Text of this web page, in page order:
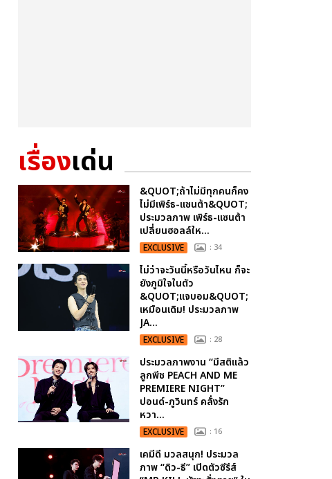
เรื่องเด่น
&QUOT;ถ้าไม่มีทุกคนก็คง
ไม่มีเพิร์ธ-แซนต้า&QUOT;
ประมวลภาพ เพิร์ธ-แซนต้า
เปลี่ยนฮอลล์ให...
EXCLUSIVE : 34
ไม่ว่าจะวันนี้หรือวันไหน ก็จะ
ยังภูมิใจในตัว
&QUOT;แจบอม&QUOT;
เหมือนเดิม! ประมวลภาพ
JA...
EXCLUSIVE : 28
ประมวลภาพงาน “มีสติแล้ว
ลูกพีช PEACH AND ME
PREMIERE NIGHT”
ปอนด์-ภูวินทร์ คลั่งรัก
หวา...
EXCLUSIVE : 16
เคมีดี มวลสนุก! ประมวล
ภาพ “ดิว-ธี” เปิดตัวซีรีส์